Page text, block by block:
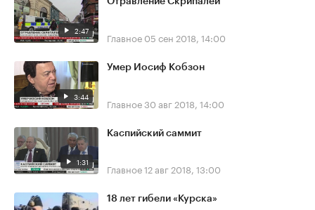
2:47 Главное 05 сен 2018, 14:00
3:44
Умер Иосиф Кобзон
Главное30 авг 2018, 14:00
1:31
Каспийский саммит
Главное12 авг 2018, 13:00
18 лет гибели «Курска»